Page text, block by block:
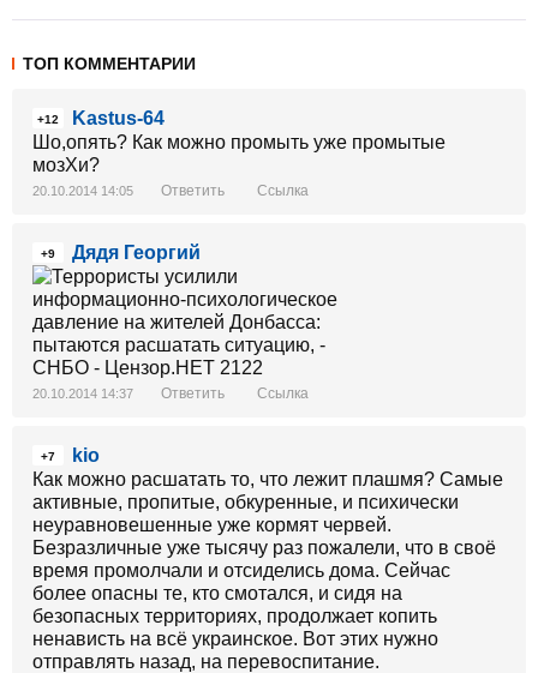
ТОП КОММЕНТАРИИ
+12
Kastus-64
Шо,опять? Как можно промыть уже промытые
мозХи?
20.10.2014 14:05 Ответить Ссылка
+9 Дядя Георгий
20.10.2014 14:37 Ответить Ссылка
+7
kio
Как можно расшатать то, что лежит плашмя? Самые
активные, пропитые, обкуренные, и психически
неуравновешенные уже кормят червей.
Безразличные уже тысячу раз пожалели, что в своё
время промолчали и отсиделись дома. Сейчас
более опасны те, кто смотался, и сидя на
безопасных территориях, продолжает копить
ненависть на всё украинское. Вот этих нужно
отправлять назад, на перевоспитание.